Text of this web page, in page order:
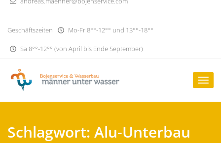
Geschäftszeiten Mo-Fr 8°°-12°° und 13°°-18°°
Sa 8°°-12°° (von April bis Ende September)
Schlagwort: Alu-Unterbau